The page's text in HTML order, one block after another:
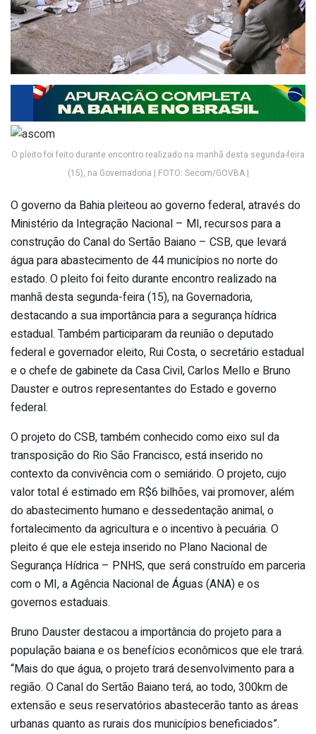
O pleito foi feito durante encontro realizado na manhã desta segunda-feira
(15), na Governadoria | FOTO: Secom/GOVBA |
O governo da Bahia pleiteou ao governo federal, através do
Ministério da Integração Nacional – MI, recursos para a
construção do Canal do Sertão Baiano – CSB, que levará
água para abastecimento de 44 municípios no norte do
estado. O pleito foi feito durante encontro realizado na
manhã desta segunda-feira (15), na Governadoria,
destacando a sua importância para a segurança hídrica
estadual. Também participaram da reunião o deputado
federal e governador eleito, Rui Costa, o secretário estadual
e o chefe de gabinete da Casa Civil, Carlos Mello e Bruno
Dauster e outros representantes do Estado e governo
federal.
O projeto do CSB, também conhecido como eixo sul da
transposição do Rio São Francisco, está inserido no
contexto da convivência com o semiárido. O projeto, cujo
valor total é estimado em R$6 bilhões, vai promover, além
do abastecimento humano e dessedentação animal, o
fortalecimento da agricultura e o incentivo à pecuária. O
pleito é que ele esteja inserido no Plano Nacional de
Segurança Hídrica – PNHS, que será construído em parceria
com o MI, a Agência Nacional de Águas (ANA) e os
governos estaduais.
Bruno Dauster destacou a importância do projeto para a
população baiana e os benefícios econômicos que ele trará.
“Mais do que água, o projeto trará desenvolvimento para a
região. O Canal do Sertão Baiano terá, ao todo, 300km de
extensão e seus reservatórios abastecerão tanto as áreas
urbanas quanto as rurais dos municípios beneficiados”.